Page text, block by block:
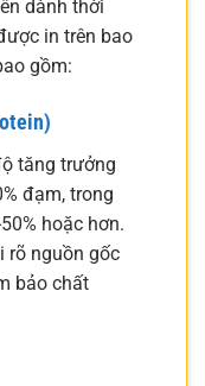
dành thời
in trên bao
gồm:
tăng trưởng
đạm, trong
hoặc hơn.
rõ nguồn gốc
bảo chất